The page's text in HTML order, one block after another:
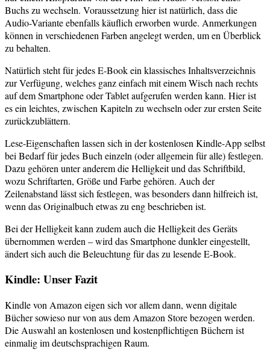
Buchs zu wechseln. Voraussetzung hier ist natürlich, dass die
Audio-Variante ebenfalls käuflich erworben wurde. Anmerkungen
können in verschiedenen Farben angelegt werden, um en Überblick
zu behalten.
Natürlich steht für jedes E-Book ein klassisches Inhaltsverzeichnis
zur Verfügung, welches ganz einfach mit einem Wisch nach rechts
auf dem Smartphone oder Tablet aufgerufen werden kann. Hier ist
es ein leichtes, zwischen Kapiteln zu wechseln oder zur ersten Seite
zurückzublättern.
Lese-Eigenschaften lassen sich in der kostenlosen Kindle-App selbst
bei Bedarf für jedes Buch einzeln (oder allgemein für alle) festlegen.
Dazu gehören unter anderem die Helligkeit und das Schriftbild,
wozu Schriftarten, Größe und Farbe gehören. Auch der
Zeilenabstand lässt sich festlegen, was besonders dann hilfreich ist,
wenn das Originalbuch etwas zu eng beschrieben ist.
Bei der Helligkeit kann zudem auch die Helligkeit des Geräts
übernommen werden – wird das Smartphone dunkler eingestellt,
ändert sich auch die Beleuchtung für das zu lesende E-Book.
Kindle: Unser Fazit
Kindle von Amazon eigen sich vor allem dann, wenn digitale
Bücher sowieso nur von aus dem Amazon Store bezogen werden.
Die Auswahl an kostenlosen und kostenpflichtigen Büchern ist
einmalig im deutschsprachigen Raum.